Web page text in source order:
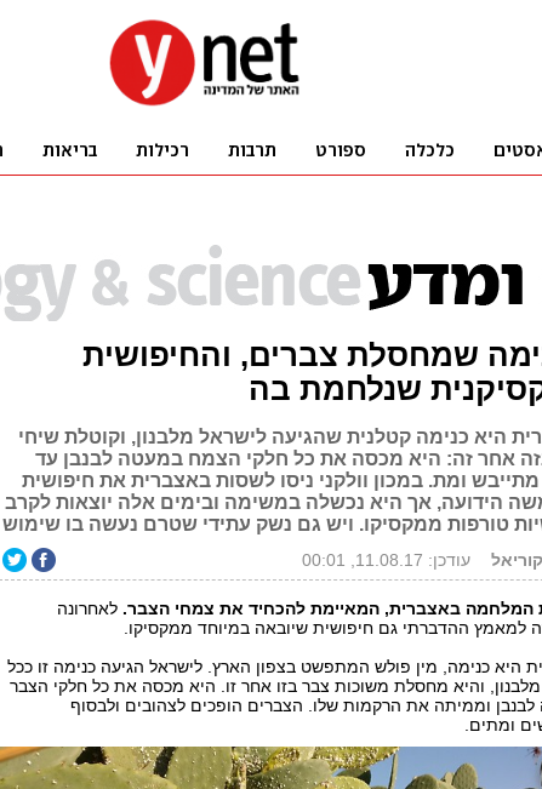
שמחסלת צברים, והחיפושית
שנלחמת בה
היא כנימה קטלנית שהגיעה לישראל מלבנון, וקוטלת שיחי
אחר זה: היא מכסה את כל חלקי הצמח במעטה לבנבן עד
ומת. במכון וולקני ניסו לשסות באצברית את חיפושית
הידועה, אך היא נכשלה במשימה ובימים אלה יוצאות לקרב
טורפות ממקסיקו. ויש גם נשק עתידי שטרם נעשה בו שימוש
עודכן: 11.08.17, 00:01
המלחמה באצברית, המאיימת להכחיד את צמחי הצבר. לאחרונה
למאמץ ההדברתי גם חיפושית שיובאה במיוחד ממקסיקו.
היא כנימה, מין פולש המתפשט בצפון הארץ. לישראל הגיעה כנימה זו ככל
והיא מחסלת משוכות צבר בזו אחר זו. היא מכסה את כל חלקי הצבר
וממיתה את הרקמות שלו. הצברים הופכים לצהובים ולבסוף
ומתים.